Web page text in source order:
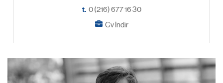
t. 0 (216) 677 16 30
Cv İndir